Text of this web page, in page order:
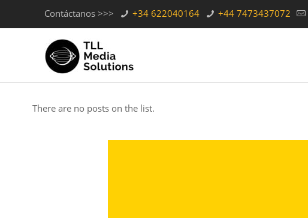
Contáctanos >>> +34 622040164 +44 7473437072
There are no posts on the list.